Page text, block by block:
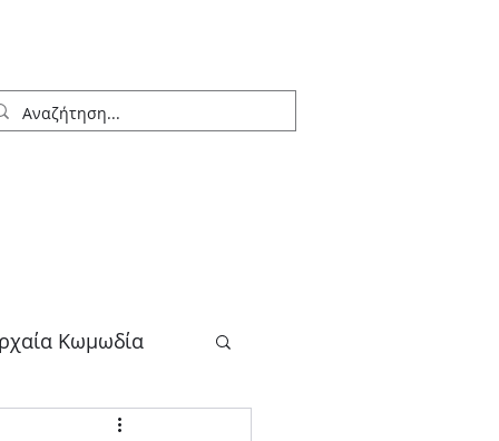
Κωμωδία